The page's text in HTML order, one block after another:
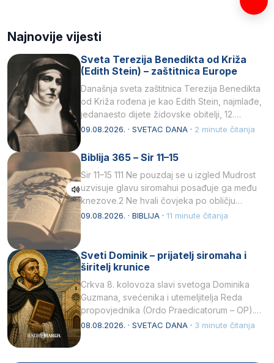
Najnovije vijesti
Sveta Terezija Benedikta od Križa
(Edith Stein) – zaštitnica Europe
Današnja sveta zaštitnica Terezija Benedikta
od Križa rođena je kao Edith Stein, najmlađe,
jedanaesto dijete židovske obitelji, 12.
listopada 1891, u Wrocławu…
09.08.2026. · SVETAC DANA · 2 minute čitanja
Biblija 365 – Sir 11–15
Sir 11–15 111 Ne pouzdaj se u izgled Mudrost
uzvisuje glavu siromahui posađuje ga među
knezove.2 Ne hvali čovjeka po obličju
njegovui…
09.08.2026. · BIBLIJA · 11 minute čitanja
Sveti Dominik – prijatelj siromaha i
širitelj krunice
Crkva 8. kolovoza slavi svetoga Dominika
Guzmana, svećenika i utemeljitelja Reda
propovjednika (Ordo Praedicatorum – OP).
Svojim životom, dubokom ljubavlju prema
08.08.2026. · SVETAC DANA · 3 minute čitanja